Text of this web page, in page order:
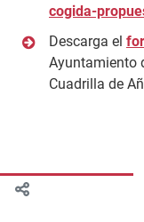
cogida-
Descarga el for
Ayuntamiento
Cuadrilla de